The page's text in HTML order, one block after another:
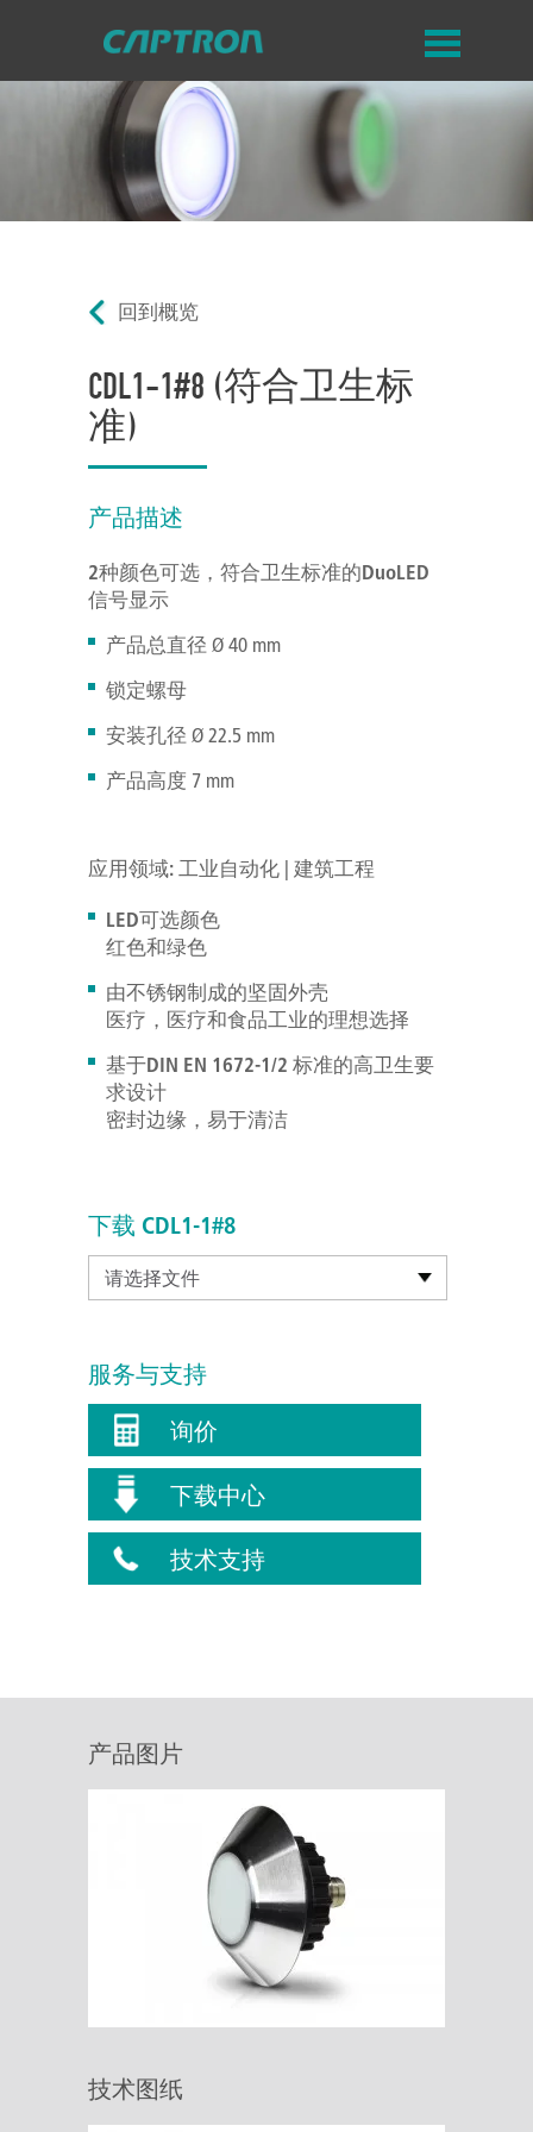
回到概览
CDL1-1#8 (符合卫生标
准)
产品描述
2种颜色可选，符合卫生标准的DuoLED
信号显示
产品总直径 Ø 40 mm
锁定螺母
安装孔径 Ø 22.5 mm
产品高度 7 mm
应用领域: 工业自动化 | 建筑工程
LED可选颜色
红色和绿色
由不锈钢制成的坚固外壳
医疗，医疗和食品工业的理想选择
基于DIN EN 1672-1/2 标准的高卫生要
求设计
密封边缘，易于清洁
下载 CDL1-1#8
请选择文件
服务与支持
询价
下载中心
技术支持
产品图片
技术图纸